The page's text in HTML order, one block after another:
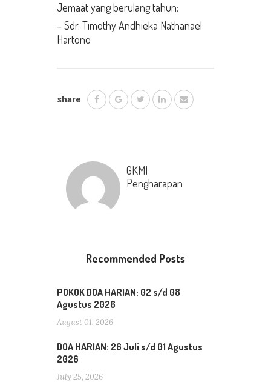
Jemaat yang berulang tahun:
– Sdr. Timothy Andhieka Nathanael
Hartono
share
GKMI
Pengharapan
Recommended Posts
POKOK DOA HARIAN: 02 s/d 08
Agustus 2026
August 01, 2026
DOA HARIAN: 26 Juli s/d 01 Agustus
2026
July 25, 2026